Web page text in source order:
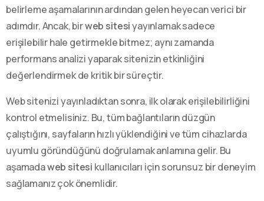
belirleme aşamalarının ardından gelen heyecan verici bir
adımdır. Ancak, birweb sitesiyayınlamak sadece
erişilebilir hale getirmekle bitmez; aynı zamanda
performans analizi yaparak sitenizin etkinliğini
değerlendirmek de kritik bir süreçtir.
Web sitenizi yayınladıktan sonra, ilk olarak erişilebilirliğini
kontrol etmelisiniz. Bu, tüm bağlantıların düzgün
çalıştığını, sayfaların hızlı yüklendiğini ve tüm cihazlarda
uyumlu göründüğünü doğrulamak anlamına gelir. Bu
aşamadaweb sitesi kullanıcıları için sorunsuz bir deneyim
sağlamanız çok önemlidir.